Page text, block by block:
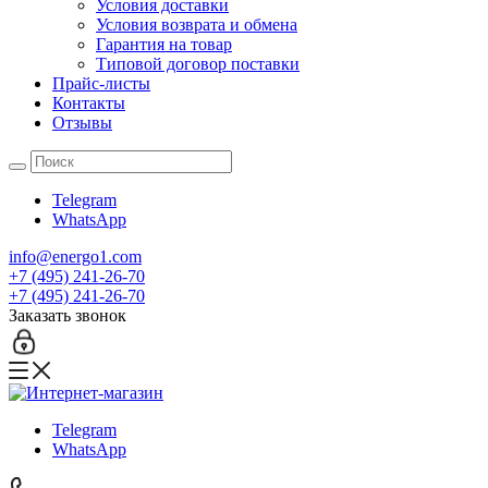
Условия доставки
Условия возврата и обмена
Гарантия на товар
Типовой договор поставки
Прайс-листы
Контакты
Отзывы
Telegram
WhatsApp
info@energo1.com
+7 (495) 241-26-70
+7 (495) 241-26-70
Заказать звонок
Telegram
WhatsApp